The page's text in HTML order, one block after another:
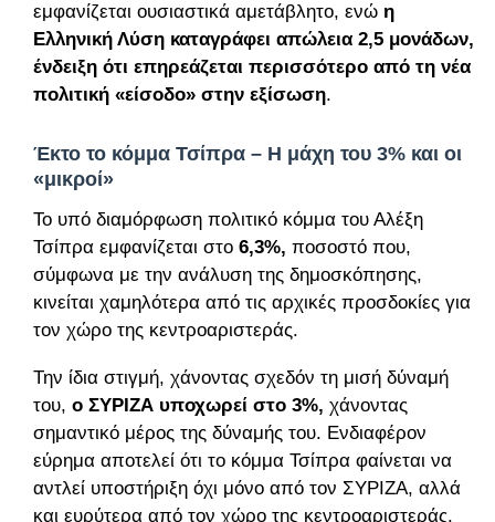
εμφανίζεται ουσιαστικά αμετάβλητο, ενώ η
Ελληνική Λύση καταγράφει απώλεια 2,5 μονάδων,
ένδειξη ότι επηρεάζεται περισσότερο από τη νέα
πολιτική «είσοδο» στην εξίσωση.
Έκτο το κόμμα Τσίπρα – Η μάχη του 3% και οι
«μικροί»
Το υπό διαμόρφωση πολιτικό κόμμα του Αλέξη
Τσίπρα εμφανίζεται στο 6,3%, ποσοστό που,
σύμφωνα με την ανάλυση της δημοσκόπησης,
κινείται χαμηλότερα από τις αρχικές προσδοκίες για
τον χώρο της κεντροαριστεράς.
Την ίδια στιγμή, χάνοντας σχεδόν τη μισή δύναμή
του, ο ΣΥΡΙΖΑ υποχωρεί στο 3%, χάνοντας
σημαντικό μέρος της δύναμής του. Ενδιαφέρον
εύρημα αποτελεί ότι το κόμμα Τσίπρα φαίνεται να
αντλεί υποστήριξη όχι μόνο από τον ΣΥΡΙΖΑ, αλλά
και ευρύτερα από τον χώρο της κεντροαριστεράς.